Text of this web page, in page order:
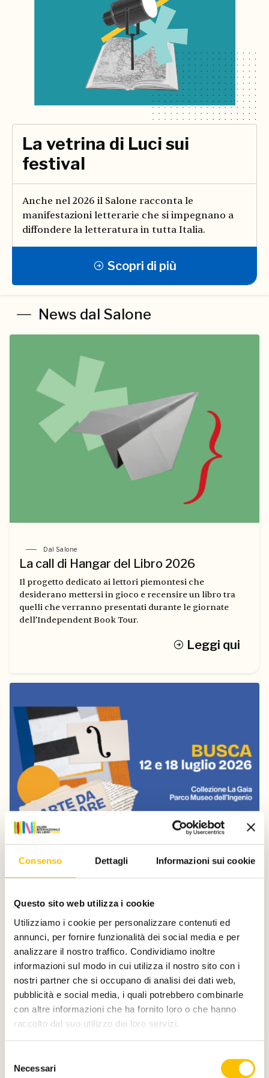
Consenso Dettagli Informazioni sui cookie
Questo sito web utilizza i cookie
Utilizziamo i cookie per personalizzare contenuti ed
annunci, per fornire funzionalità dei social media e per
analizzare il nostro traffico. Condividiamo inoltre
informazioni sul modo in cui utilizza il nostro sito con i
nostri partner che si occupano di analisi dei dati web,
pubblicità e social media, i quali potrebbero combinarle
con altre informazioni che ha fornito loro o che hanno
raccolto dal suo utilizzo dei loro servizi.
delNecessari
La vetrina di Luci sui
festival
Anche nel 2026 il Salone racconta le
manifestazioni letterarie che si impegnano a
diffondere la letteratura in tutta Italia.
Scopri di più
News dal Salone
Dal Salone
La call di Hangar del Libro 2026
Il progetto dedicato ai lettori piemontesi che
desiderano mettersi in gioco e recensire un libro tra
quelli che verranno presentati durante le giornate
dell’Independent Book Tour.
Leggi qui
Donatella Di Pietrantonio e Nicola
Lagioia a Carte da decifrare
Domenica 12 e sabato 18 luglio, la Collezione La Gaia e il
Parco Museo dell’Ingenio a Busca (CN) ospitano la
nona edizione della rassegna di letteratura e musica
dal vivo organizzata da Fondazione Artea.
Leggi qui